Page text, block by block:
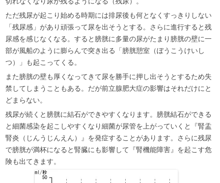
ただ残尿が起こり始める時期には排尿後も何となくすっきりしない
「残尿感」があり頑張って尿を出そうとする。さらに進行すると残
尿感を感じなくなる。すると膀胱に多量の尿がたまり膀胱の壁に一
部が風船のように膨らんで突き出る「膀胱憩室（ぼうこうけいし
つ）」も起こってくる。
また膀胱の壁も厚くなってきて尿を勝手に押し出そうとするため失
禁してしまうこともある。だが前立腺肥大症の影響はそれだけにと
どまらない。
残尿が続くと膀胱に結石ができやすくなります。膀胱結石ができる
と細菌感染を起こしやすくなり細菌が尿管を上がっていくと『腎盂
腎炎（じんうじんえん）』を発症することがあります。さらに残尿
で膀胱が満杯になると腎臓にも影響して『腎機能障害』を起こす危
険も出てきます。